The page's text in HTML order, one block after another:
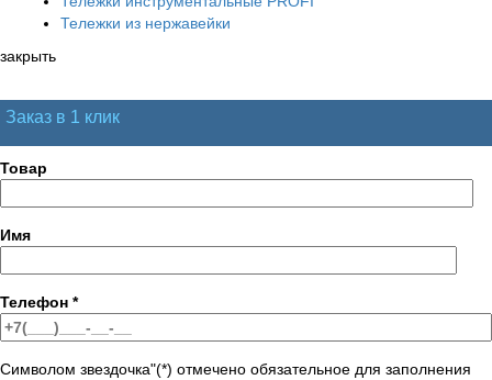
Тележки из нержавейки
закрыть
Заказ в 1 клик
Товар
Имя
Телефон *
Символом звездочка"(*) отмечено обязательное для заполнения